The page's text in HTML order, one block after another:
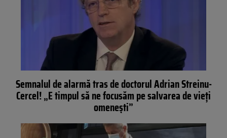
Semnalul de alarmă tras de doctorul Adrian Streinu-
Cercel! „E timpul să ne focusăm pe salvarea de vieți
omenești”